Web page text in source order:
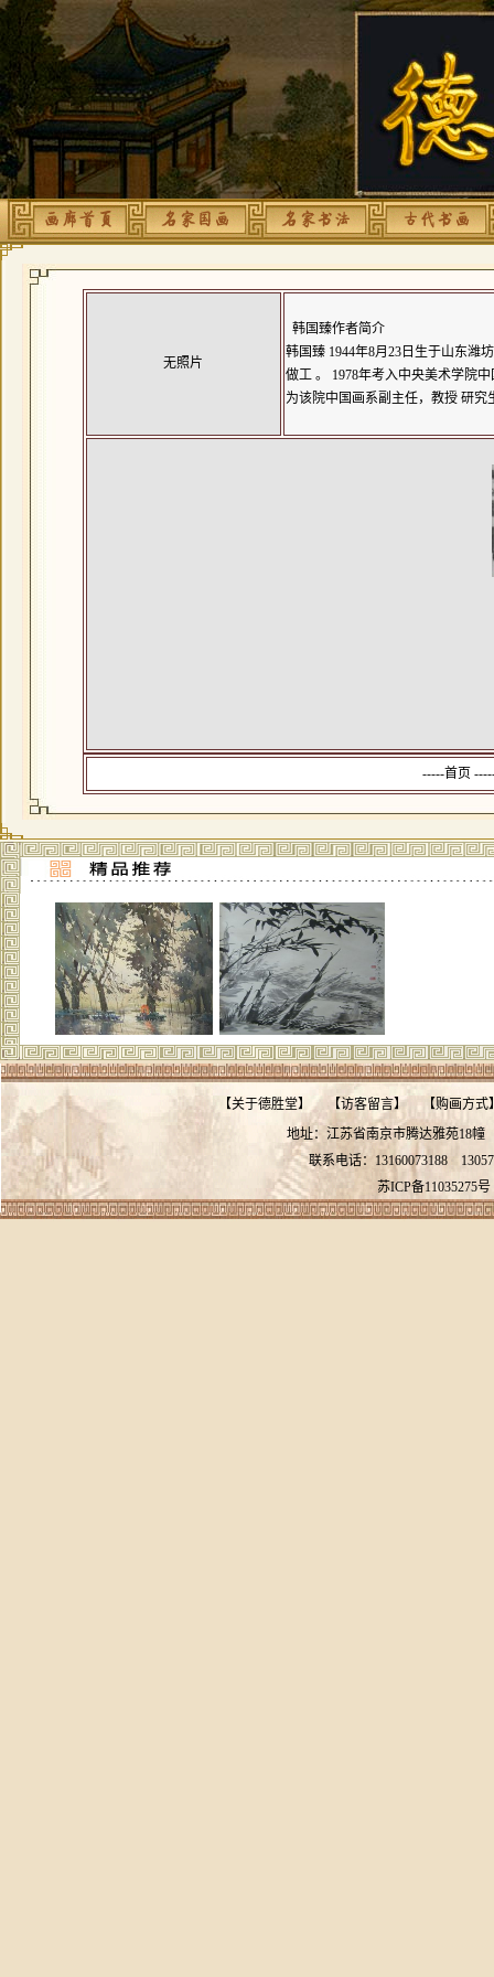
无照片
韩国臻作者简介
韩国臻 1944年8月23日生于山东潍
做工 。 1978年考入中央美术学院
为该院中国画系副主任，教授 研
-----首页
【关于德胜堂】 【访客留言】 【购画方式
地址：江苏省南京市腾达雅苑
联系电话：13160073188
苏ICP备11035275号